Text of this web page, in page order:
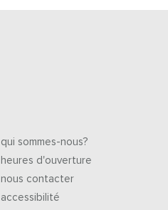
qui sommes-nous?
heures d'ouverture
nous contacter
accessibilité